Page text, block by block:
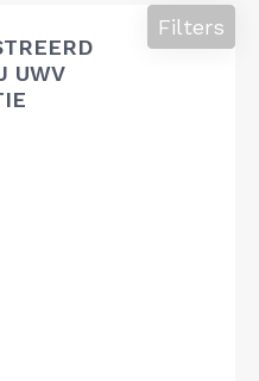
UWV
Filters